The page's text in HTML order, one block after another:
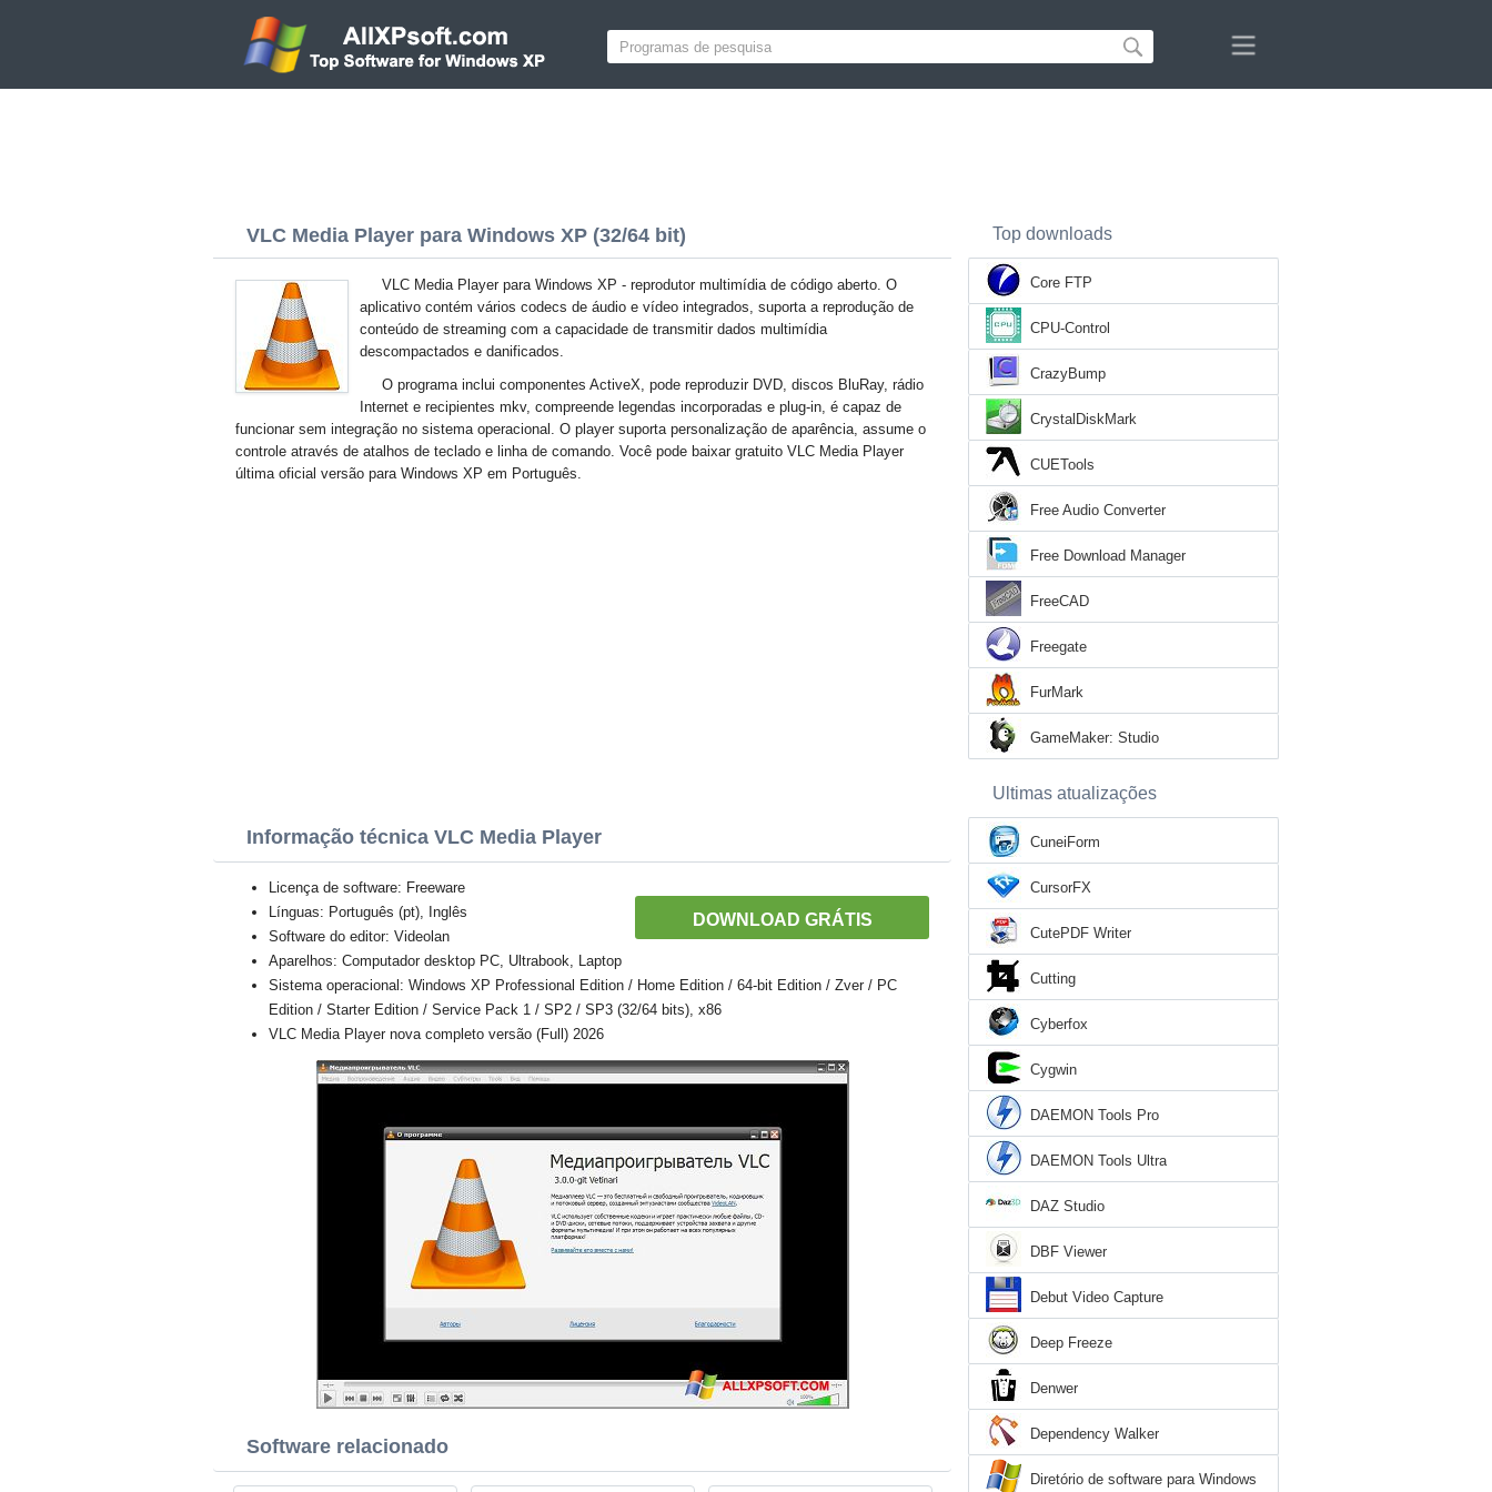
VLC Media Player para Windows XP (32/64 bit)
VLC Media Player para Windows XP - reprodutor multimídia de código aberto. O
aplicativo contém vários codecs de áudio e vídeo integrados, suporta a reprodução de
conteúdo de streaming com a capacidade de transmitir dados multimídia
descompactados e danificados.
O programa inclui componentes ActiveX, pode reproduzir DVD, discos BluRay, rádio
Internet e recipientes mkv, compreende legendas incorporadas e plug-in, é capaz de
funcionar sem integração no sistema operacional. O player suporta personalização de aparência, assume o
controle através de atalhos de teclado e linha de comando. Você pode baixar gratuito VLC Media Player
última oficial versão para Windows XP em Português.
Informação técnica VLC Media Player
DOWNLOAD GRÁTIS
Licença de software: Freeware
Línguas: Português (pt), Inglês
Software do editor: Videolan
Aparelhos: Computador desktop PC, Ultrabook, Laptop
Sistema operacional: Windows XP Professional Edition / Home Edition / 64-bit Edition / Zver / PC
Edition / Starter Edition / Service Pack 1 / SP2 / SP3 (32/64 bits), x86
VLC Media Player nova completo versão (Full) 2026
Software relacionado
Top downloads
Core FTP
CPU-Control
CrazyBump
CrystalDiskMark
CUETools
Free Audio Converter
Free Download Manager
FreeCAD
Freegate
FurMark
GameMaker: Studio
Ultimas atualizações
CuneiForm
CursorFX
CutePDF Writer
Cutting
Cyberfox
Cygwin
DAEMON Tools Pro
DAEMON Tools Ultra
DAZ Studio
DBF Viewer
Debut Video Capture
Deep Freeze
Denwer
Dependency Walker
Diretório de software para Windows